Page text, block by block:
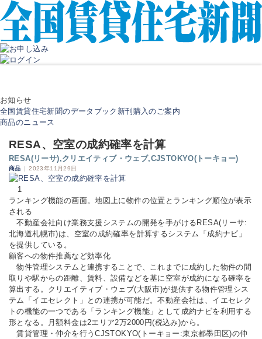
お知らせ
全国賃貸住宅新聞のデータブック新刊購入のご案内
商品のニュース
RESA、空室の成約確率を計算
RESA(リーサ),クリエイティブ・ウェブ,CJSTOKYO(トーキョー)
商品 | 2023年11月29日
1
ランキング機能の画面。地図上に物件の位置とランキング順位が表示
される
不動産会社向け業務支援システムの開発を手がけるRESA(リーサ:
北海道札幌市)は、空室の成約確率を計算するシステム「成約ナビ」
を提供している。
顧客への物件推薦など効率化
物件管理システムと連携することで、これまでに成約した物件の間
取りや駅からの距離、賃料、設備などを基に空室が成約になる確率を
算出する。クリエイティブ・ウェブ(大阪市)が提供する物件管理シス
テム「イエセレクト」との連携が可能だ。不動産会社は、イエセレク
トの機能の一つである「ランキング機能」として成約ナビを利用する
形となる。月額料金は2エリア2万2000円(税込み)から。
賃貸管理・仲介を行うCJSTOKYO(トーキョー:東京都墨田区)の仲